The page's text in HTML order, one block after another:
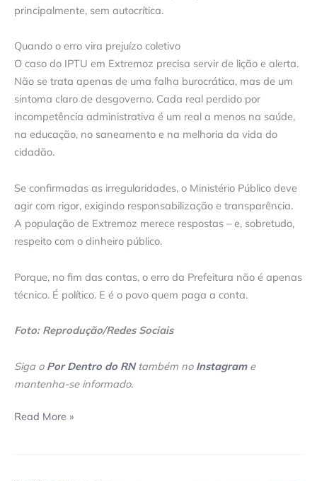
principalmente, sem autocrítica.
Quando o erro vira prejuízo coletivo
O caso do IPTU em Extremoz precisa servir de lição e alerta.
Não se trata apenas de uma falha burocrática, mas de um
sintoma claro de desgoverno. Cada real perdido por
incompetência administrativa é um real a menos na saúde,
na educação, no saneamento e na melhoria da vida do
cidadão.
Se confirmadas as irregularidades, o Ministério Público deve
agir com rigor, exigindo responsabilização e transparência.
A população de Extremoz merece respostas – e, sobretudo,
respeito com o dinheiro público.
Porque, no fim das contas, o erro da Prefeitura não é apenas
técnico. É político. E é o povo quem paga a conta.
Foto: Reprodução/Redes Sociais
Siga o Por Dentro do RNtambém no Instagrame
mantenha-se informado.
Read More »